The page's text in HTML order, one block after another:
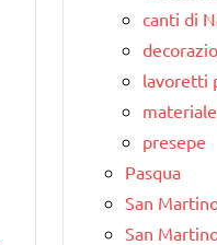
canti di
lavoretti
presepe
Pasqua
San
San